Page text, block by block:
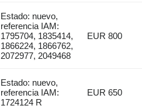
Estado: nuevo,
referencia IAM:
1795704, 1835414,
1866224, 1866762,
2072977, 2049468
EUR 800
Estado: nuevo,
referencia IAM:
1724124 R
EUR 650